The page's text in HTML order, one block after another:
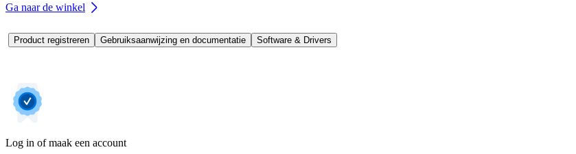
Ga naar de winkel
Product registreren Gebruiksaanwijzing en documentatie Software & Drivers
Log in of maak een account